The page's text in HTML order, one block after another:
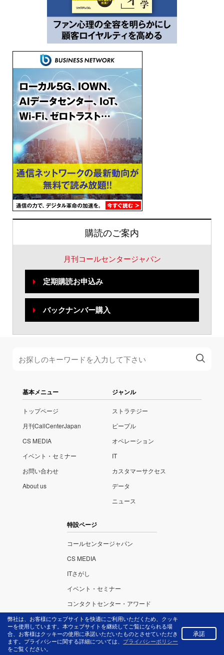
購読のご案内
月刊コールセンタージャパン
定期購読お申込み
バックナンバー購入
基本メニュー
トップページ
月刊CallCenterJapan
CS MEDIA
イベント・セミナー
お問い合わせ
About us
ジャンル
ストラテジー
ピープル
オペレーション
IT
カスタマーサクセス
データ
ニュース
特設ページ
コールセンタージャパン
CS MEDIA
ITさがし
イベント・セミナー
コンタクトセンター・アワード
株式会社リックテレ
プライバ
弊社は、お客様にウェブサイトを快適にご利用いただくため、クッキ
ーを使用しています。本ウェブサイトを継続してご覧になられる場
合、お客様はクッキーの使用に承諾いただいたものとさせていただき
ます。プライバシーに関する詳細については、 プライバシーポリシー
をご覧ください。
承諾